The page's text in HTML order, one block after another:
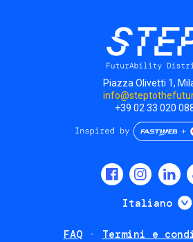
Piazza Olivetti 1,
+39 02 33 020
Italiano
FAQ
Termini e